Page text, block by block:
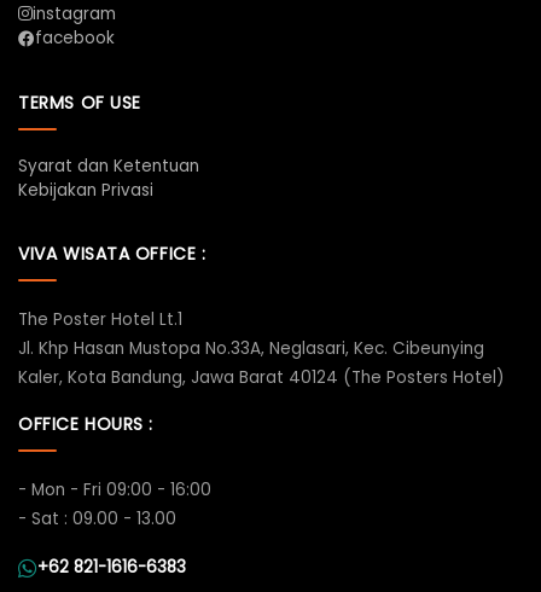
instagram
facebook
TERMS OF USE
Syarat dan Ketentuan
Kebijakan Privasi
VIVA WISATA OFFICE :
The Poster Hotel Lt.1
Jl. Khp Hasan Mustopa No.33A, Neglasari, Kec. Cibeunying
Kaler, Kota Bandung, Jawa Barat 40124 (The Posters Hotel)
OFFICE HOURS :
- Mon - Fri 09:00 - 16:00
- Sat : 09.00 - 13.00
+62 821-1616-6383